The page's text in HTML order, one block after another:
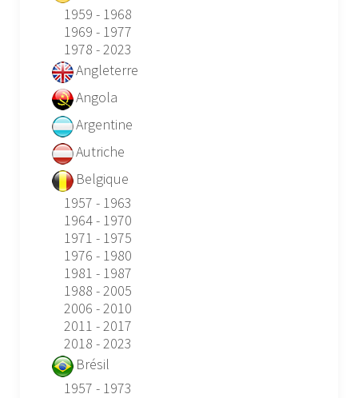
1959 - 1968
1969 - 1977
1978 - 2023
Angleterre
Angola
Argentine
Autriche
Belgique
1957 - 1963
1964 - 1970
1971 - 1975
1976 - 1980
1981 - 1987
1988 - 2005
2006 - 2010
2011 - 2017
2018 - 2023
Brésil
1957 - 1973